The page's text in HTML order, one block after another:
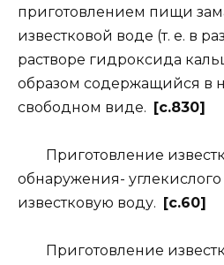
приготовлением пищи
известковой воде (т. е. в
растворе гидроксида
образом содержащийся в
свободном виде. [c.830]
Приготовление
обнаружения- углекислого
известковую воду. [c.60]
Приготовление